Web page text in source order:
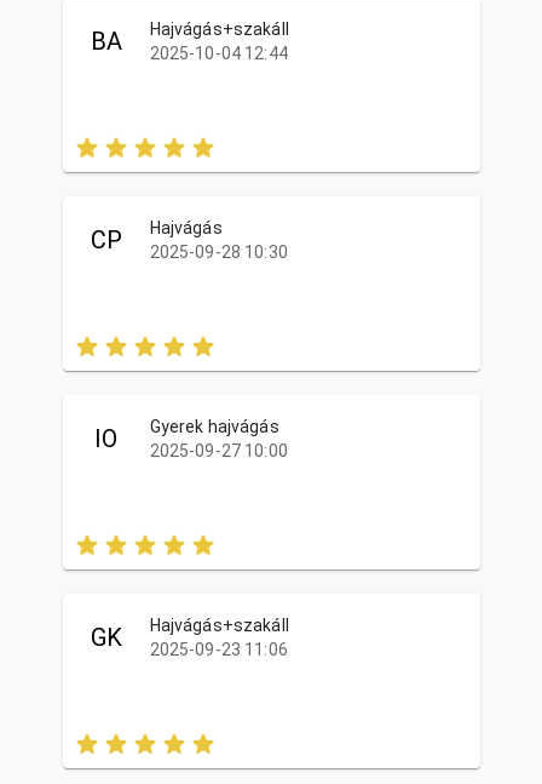
BA
Hajvágás+szakáll
2025-10-04 12:44
CP
Hajvágás
2025-09-28 10:30
IO
Gyerek hajvágás
2025-09-27 10:00
GK
Hajvágás+szakáll
2025-09-23 11:06